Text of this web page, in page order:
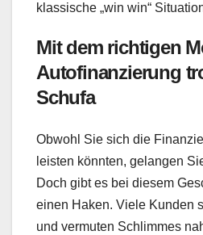
klassische „win win“
Mit dem richtigen
Autofinanzierung
Schufa
Obwohl Sie sich die
leisten könnten, gelangen
Doch gibt es bei diesem
einen Haken. Viele Kunden
und vermuten Schlimmes